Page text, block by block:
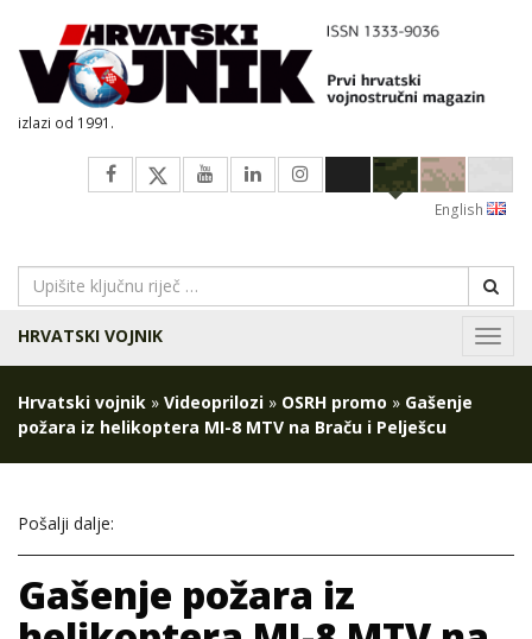
izlazi od 1991.
English
HRVATSKI VOJNIK
Hrvatski vojnik » Videoprilozi » OSRH promo » Gašenje
požara iz helikoptera MI-8 MTV na Braču i Pelješcu
Pošalji dalje:
Gašenje požara iz